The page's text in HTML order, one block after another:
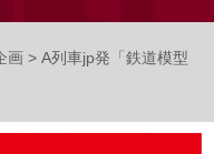
画 > A列車jp発「鉄道模型